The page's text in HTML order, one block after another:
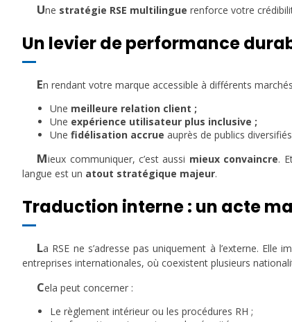
Une stratégie RSE multilingue renforce votre
Un levier de performance
En rendant votre marque accessible à différents
Une meilleure relation client ;
Une expérience utilisateur plus inclusive ;
Une fidélisation accrue auprès de publics
Mieux communiquer, c’est aussi mieux convaincre.
langue est un atout stratégique majeur.
Traduction interne : un acte
La RSE ne s’adresse pas uniquement à l’externe. Elle
entreprises internationales, où coexistent plusieurs
Cela peut concerner :
Le règlement intérieur ou les procédures RH ;